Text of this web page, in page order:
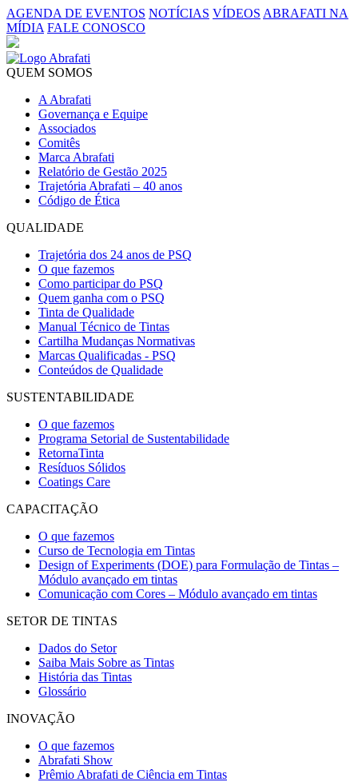
AGENDA DE EVENTOS NOTÍCIAS VÍDEOS ABRAFATI NA
MÍDIA FALE CONOSCO
QUEM SOMOS
A Abrafati
Governança e Equipe
Associados
Comitês
Marca Abrafati
Relatório de Gestão 2025
Trajetória Abrafati – 40 anos
Código de Ética
QUALIDADE
Trajetória dos 24 anos de PSQ
O que fazemos
Como participar do PSQ
Quem ganha com o PSQ
Tinta de Qualidade
Manual Técnico de Tintas
Cartilha Mudanças Normativas
Marcas Qualificadas - PSQ
Conteúdos de Qualidade
SUSTENTABILIDADE
O que fazemos
Programa Setorial de Sustentabilidade
RetornaTinta
Resíduos Sólidos
Coatings Care
CAPACITAÇÃO
O que fazemos
Curso de Tecnologia em Tintas
Design of Experiments (DOE) para Formulação de Tintas –
Módulo avançado em tintas
Comunicação com Cores – Módulo avançado em tintas
SETOR DE TINTAS
Dados do Setor
Saiba Mais Sobre as Tintas
História das Tintas
Glossário
INOVAÇÃO
O que fazemos
Abrafati Show
Prêmio Abrafati de Ciência em Tintas